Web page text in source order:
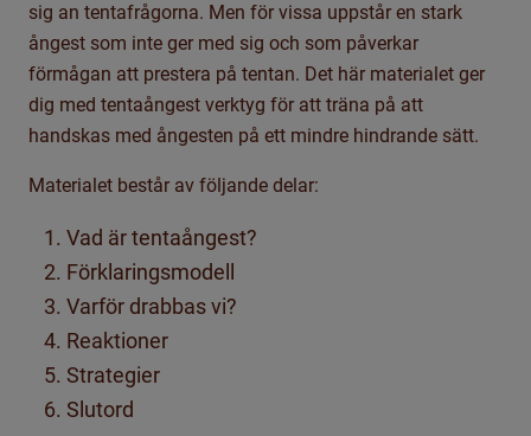
sig an tentafrågorna. Men för vissa uppstår en stark
ångest som inte ger med sig och som påverkar
förmågan att prestera på tentan. Det här materialet ger
dig med tentaångest verktyg för att träna på att
handskas med ångesten på ett mindre hindrande sätt.
Materialet består av följande delar:
Vad är tentaångest?
Förklaringsmodell
Varför drabbas vi?
Reaktioner
Strategier
Slutord